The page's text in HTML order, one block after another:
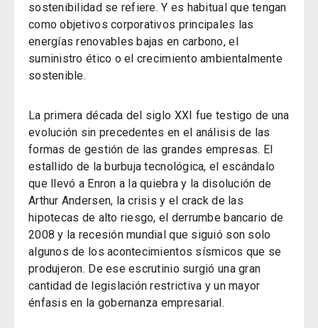
sostenibilidad se refiere. Y es habitual que tengan
como objetivos corporativos principales las
energías renovables bajas en carbono, el
suministro ético o el crecimiento ambientalmente
sostenible.
La primera década del siglo XXI fue testigo de una
evolución sin precedentes en el análisis de las
formas de gestión de las grandes empresas. El
estallido de la burbuja tecnológica, el escándalo
que llevó a Enron a la quiebra y la disolución de
Arthur Andersen, la crisis y el crack de las
hipotecas de alto riesgo, el derrumbe bancario de
2008 y la recesión mundial que siguió son solo
algunos de los acontecimientos sísmicos que se
produjeron. De ese escrutinio surgió una gran
cantidad de legislación restrictiva y un mayor
énfasis en la gobernanza empresarial.